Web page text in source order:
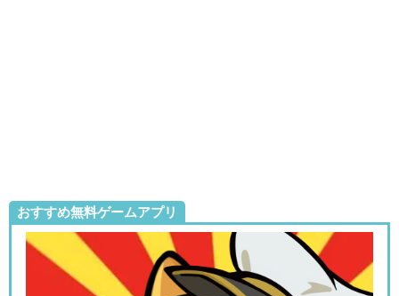
おすすめ無料ゲームアプリ